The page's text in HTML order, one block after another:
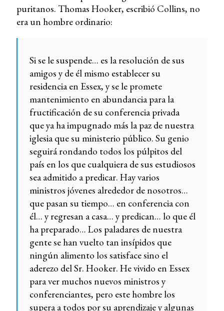
puritanos. Thomas Hooker, escribió Collins, no
era un hombre ordinario:
Si se le suspende… es la resolución de sus
amigos y de él mismo establecer su
residencia en Essex, y se le promete
mantenimiento en abundancia para la
fructificación de su conferencia privada
que ya ha impugnado más la paz de nuestra
iglesia que su ministerio público. Su genio
seguirá rondando todos los púlpitos del
país en los que cualquiera de sus estudiosos
sea admitido a predicar. Hay varios
ministros jóvenes alrededor de nosotros…
que pasan su tiempo… en conferencia con
él… y regresan a casa… y predican… lo que él
ha preparado… Los paladares de nuestra
gente se han vuelto tan insípidos que
ningún alimento los satisface sino el
aderezo del Sr. Hooker. He vivido en Essex
para ver muchos nuevos ministros y
conferenciantes, pero este hombre los
supera a todos por su aprendizaje y algunas